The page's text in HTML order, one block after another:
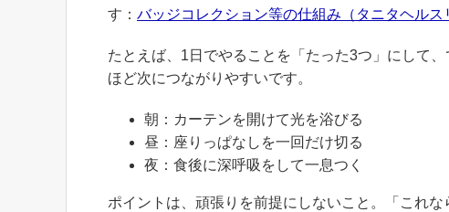
す： バッジコレクション等の仕組み（タニタヘルス
たとえば、1日でやることを「たった3つ」にして
ほど次につながりやすいです。
朝：カーテンを開けて光を浴びる
昼：座りっぱなしを一回だけ切る
夜：食後に深呼吸をして一息つく
ポイントは、頑張りを前提にしないこと。「これ